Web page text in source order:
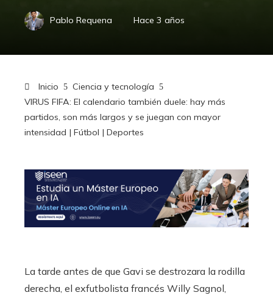
Pablo Requena Hace 3 años
Inicio
Ciencia y tecnología
VIRUS FIFA: El calendario también duele: hay más
partidos, son más largos y se juegan con mayor
intensidad | Fútbol | Deportes
La tarde antes de que Gavi se destrozara la rodilla
derecha, el exfutbolista francés Willy Sagnol,